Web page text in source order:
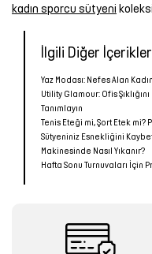
kadın sporcu sütyeni
İlgili Diğer İçerikler
Yaz Modası: Nefes Alan
Utility Glamour: Ofis
Tanımlayın
Tenis Eteği mi, Şort Etek mi?
Sütyeniniz Esnekliğini
Makinesinde Nasıl Yıkanır?
Hafta Sonu Turnuvaları İçin